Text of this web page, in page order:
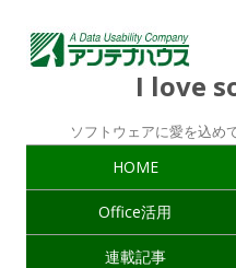
I love
ソフトウェアに愛を込め
HOME
Office活用
連載記事